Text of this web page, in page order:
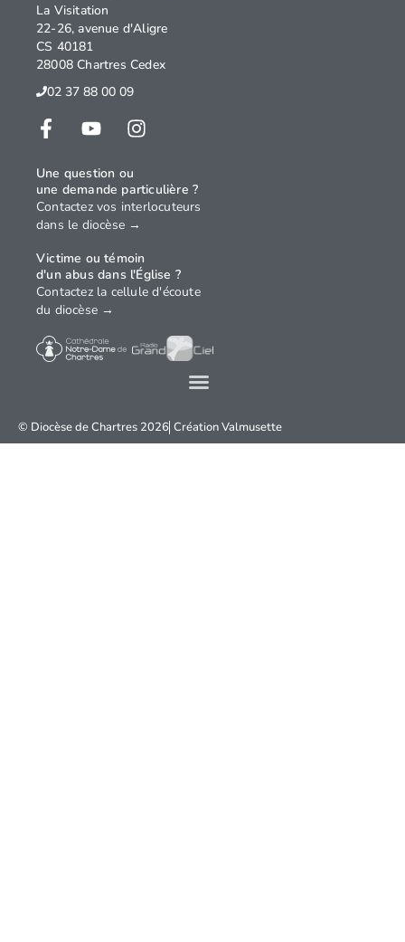
© Diocèse de Chartres 2026 CréationValmusette
La Visitation
22-26, avenue d'Aligre
CS 40181
28008 Chartres Cedex
02 37 88 00 09
Une question ou
une demande particulière ?
Contactez vos interlocuteurs
dans le diocèse →
Victime ou témoin
d'un abus dans l'Église ?
Contactez la cellule d'écoute
du diocèse →